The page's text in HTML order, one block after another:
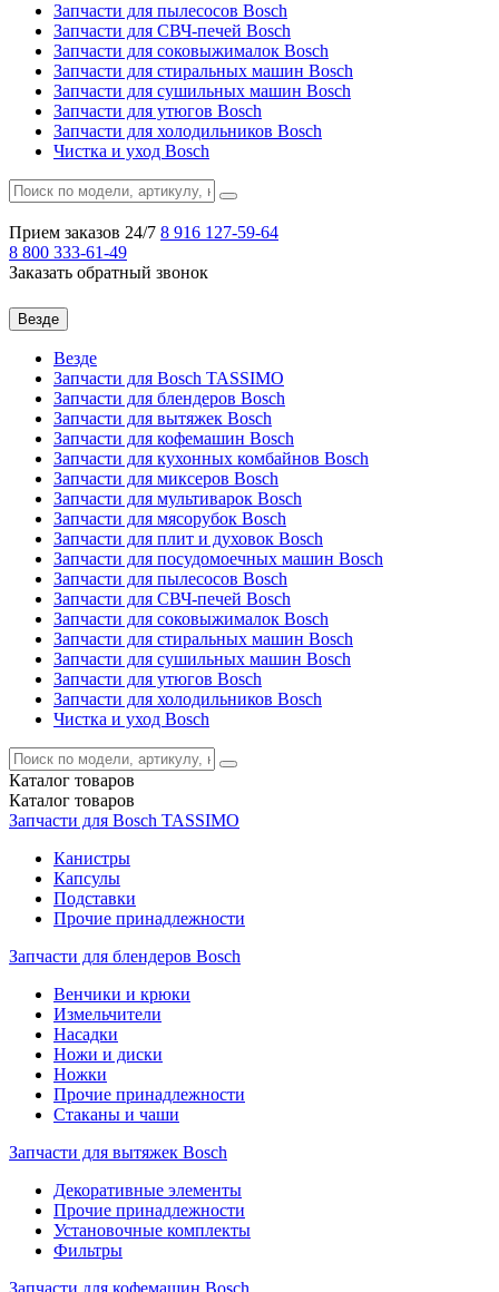
Запчасти для пылесосов Bosch
Запчасти для СВЧ-печей Bosch
Запчасти для соковыжималок Bosch
Запчасти для стиральных машин Bosch
Запчасти для сушильных машин Bosch
Запчасти для утюгов Bosch
Запчасти для холодильников Bosch
Чистка и уход Bosch
Прием заказов 24/7 8 916 127-59-64
8 800 333-61-49
Заказать обратный звонок
Везде
Везде
Запчасти для Bosch TASSIMO
Запчасти для блендеров Bosch
Запчасти для вытяжек Bosch
Запчасти для кофемашин Bosch
Запчасти для кухонных комбайнов Bosch
Запчасти для миксеров Bosch
Запчасти для мультиварок Bosch
Запчасти для мясорубок Bosch
Запчасти для плит и духовок Bosch
Запчасти для посудомоечных машин Bosch
Запчасти для пылесосов Bosch
Запчасти для СВЧ-печей Bosch
Запчасти для соковыжималок Bosch
Запчасти для стиральных машин Bosch
Запчасти для сушильных машин Bosch
Запчасти для утюгов Bosch
Запчасти для холодильников Bosch
Чистка и уход Bosch
Каталог товаров
Каталог товаров
Запчасти для Bosch TASSIMO
Канистры
Капсулы
Подставки
Прочие принадлежности
Запчасти для блендеров Bosch
Венчики и крюки
Измельчители
Насадки
Ножи и диски
Ножки
Прочие принадлежности
Стаканы и чаши
Запчасти для вытяжек Bosch
Декоративные элементы
Прочие принадлежности
Установочные комплекты
Фильтры